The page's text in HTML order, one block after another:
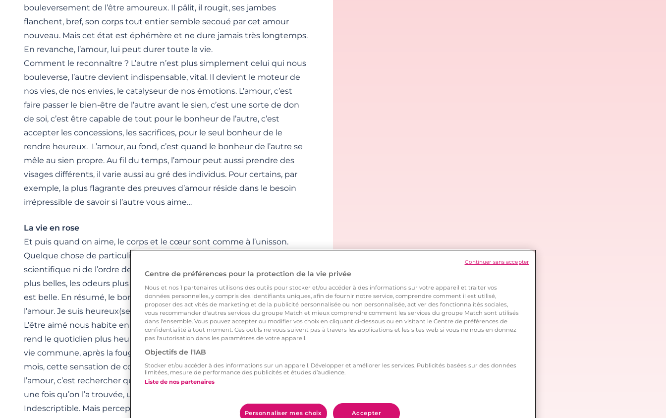
bouleversement de l’être amoureux. Il pâlit, il rougit, ses jambes
flanchent, bref, son corps tout entier semble secoué par cet amour
nouveau. Mais cet état est éphémère et ne dure jamais très longtemps.
En revanche, l’amour, lui peut durer toute la vie.
Comment le reconnaître ? L’autre n’est plus simplement celui qui nous
bouleverse, l’autre devient indispensable, vital. Il devient le moteur de
nos vies, de nos envies, le catalyseur de nos émotions. L’amour, c’est
faire passer le bien-être de l’autre avant le sien, c’est une sorte de don
de soi, c’est être capable de tout pour le bonheur de l’autre, c’est
accepter les concessions, les sacrifices, pour le seul bonheur de le
rendre heureux. L’amour, au fond, c’est quand le bonheur de l’autre se
mêle au sien propre. Au fil du temps, l’amour peut aussi prendre des
visages différents, il varie aussi au gré des individus. Pour certains, par
exemple, la plus flagrante des preuves d’amour réside dans le besoin
irrépressible de savoir si l’autre vous aime…
La vie en rose
Et puis quand on aime, le corps et le cœur sont comme à l’unisson.
Quelque chose de particulier, de magique, quelque chose qui n’est ni
scientifique ni de l’ordre de la raison, vibre en nous. Les couleurs sont
plus belles, les odeurs plus vivaces, les sons plus mélodieux… Bref, la vie
est belle. En résumé, le bonheur est le meilleur des baromètres de
l’amour. Je suis heureux(se) donc j’aime. J’aime donc je suis heureux(se).
L’être aimé nous habite en permanence, même durant son absence, et
rend le quotidien plus heureux. Même après de nombreuses années de
vie commune, après la fougue des débuts et la passion des premiers
mois, cette sensation de complétude demeure. Parce qu’au fond,
l’amour, c’est rechercher quelque chose qui nous manque, et ressentir,
une fois qu’on l’a trouvée, une forme de complétude. Inexplicable.
Indescriptible. Mais perceptible.
Centre de préférences pour la protection de la vie privée
Nous et nos 1 partenaires utilisons des outils pour stocker et/ou accéder à des informations sur votre appareil et traiter vos
données personnelles, y compris des identifiants uniques, afin de fournir notre service, comprendre comment il est utilisé,
proposer des activités de marketing et de la publicité personnalisée ou non personnalisée, activer des fonctionnalités sociales,
vous recommander d'autres services du groupe Match et mieux comprendre comment les services du groupe Match sont utilisés
dans l'ensemble. Vous pouvez accepter ou modifier vos choix en cliquant ci-dessous ou en visitant le Centre de préférences de
confidentialité à tout moment. Ces outils ne vous suivent pas à travers les applications et les sites web si vous ne nous en donnez
pas l'autorisation dans les paramètres de votre appareil.
Objectifs de l'IAB
Stocker et/ou accéder à des informations sur un appareil. Développer et améliorer les services. Publicités basées sur des données
limitées, mesure de performance des publicités et études d’audience.
Liste de nos partenaires
Personnaliser mes choix Accepter
Continuer sans accepter